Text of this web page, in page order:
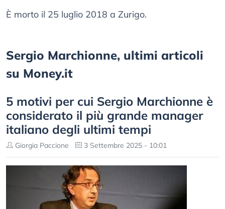
È morto il 25 luglio 2018 a Zurigo.
Sergio Marchionne, ultimi articoli
su Money.it
5 motivi per cui Sergio Marchionne è
considerato il più grande manager
italiano degli ultimi tempi
Giorgia Paccione 3 Settembre 2025 - 10:01